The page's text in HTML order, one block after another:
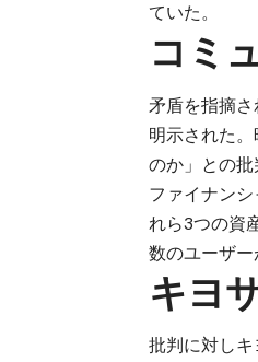
ていた。
コミ
矛盾を指摘
明示された
のか」との批
ファイナン
れら3つの資
数のユーザ
キヨ
批判に対し